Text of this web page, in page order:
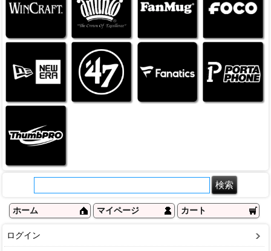
ホーム マイページ カート
ログイン